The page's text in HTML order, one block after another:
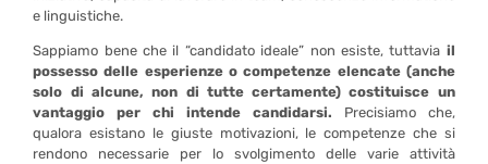
e linguistiche.
Sappiamo bene che il “candidato ideale” non esiste, tuttavia il
possesso delle esperienze o competenze elencate (anche
solo di alcune, non di tutte certamente) costituisce un
vantaggio per chi intende candidarsi. Precisiamo che,
qualora esistano le giuste motivazioni, le competenze che si
rendono necessarie per lo svolgimento delle varie attività